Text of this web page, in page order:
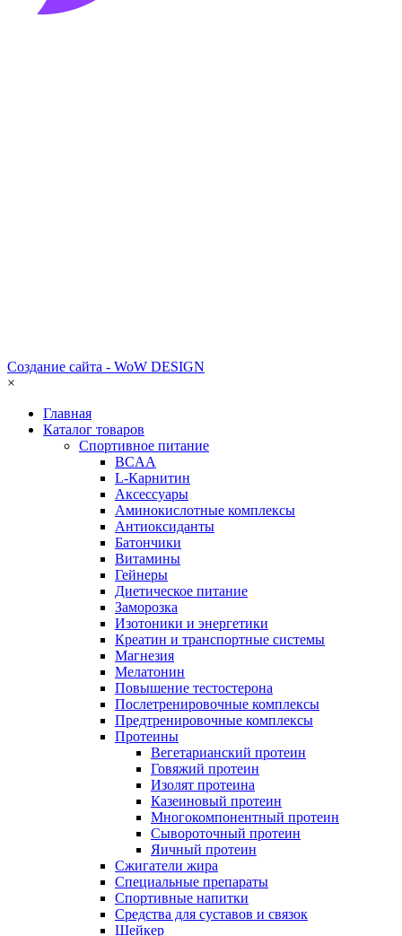
Создание сайта - WoW DESIGN
×
Главная
Каталог товаров
Спортивное питание
BCAA
L-Карнитин
Аксессуары
Аминокислотные комплексы
Антиоксиданты
Батончики
Витамины
Гейнеры
Диетическое питание
Заморозка
Изотоники и энергетики
Креатин и транспортные системы
Магнезия
Мелатонин
Повышение тестостерона
Послетренировочные комплексы
Предтренировочные комплексы
Протеины
Вегетарианский протеин
Говяжий протеин
Изолят протеина
Казеиновый протеин
Многокомпонентный протеин
Сывороточный протеин
Яичный протеин
Сжигатели жира
Специальные препараты
Спортивные напитки
Средства для суставов и связок
Шейкер